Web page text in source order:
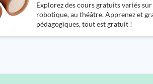
Explorez des cours gratuits variés
robotique, au théâtre. Apprenez et
pédagogiques, tout est gratuit !